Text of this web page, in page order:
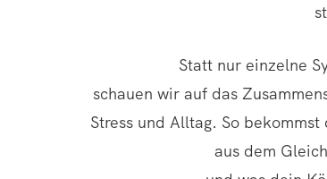
Statt nur einzelne
schauen wir auf das
Stress und Alltag. So
aus dem